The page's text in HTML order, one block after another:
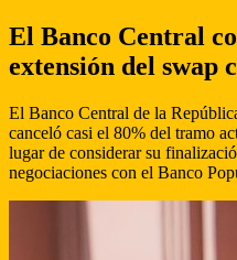
El Banco Central
extensión del swap
El Banco Central de la
canceló casi el 80% del tramo
lugar de considerar su
negociaciones con el Banco